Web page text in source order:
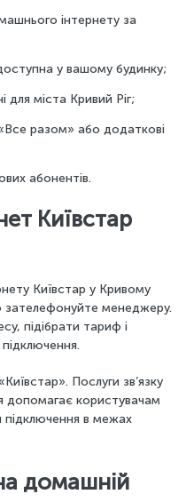
інтернету за
у вашому будинку;
для міста Кривий Ріг;
разом» або додаткові
абонентів.
Київстар
Київстар у Кривому
зателефонуйте менеджеру.
підібрати тариф і
Послуги зв’язку
допомагає користувачам
підключення в межах
домашній